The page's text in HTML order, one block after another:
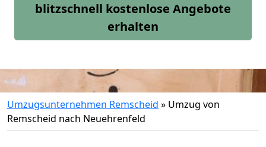
blitzschnell kostenlose Angebote
erhalten
Umzugsunternehmen Remscheid » Umzug von
Remscheid nach Neuehrenfeld